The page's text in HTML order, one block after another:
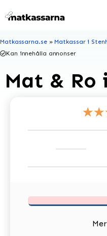
till
Matkassarna.se» Matkassar i
Kan innehålla annonser
Mat & Ro